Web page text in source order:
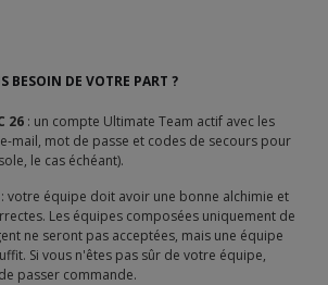
BESOIN DE VOTRE PART ?
26 : un compte Ultimate Team actif avec les
mail, mot de passe et codes de secours pour
le cas échéant).
: votre équipe doit avoir une bonne alchimie et
Les équipes composées uniquement de
ne seront pas acceptées, mais une équipe
Si vous n'êtes pas sûr de votre équipe,
passer commande.